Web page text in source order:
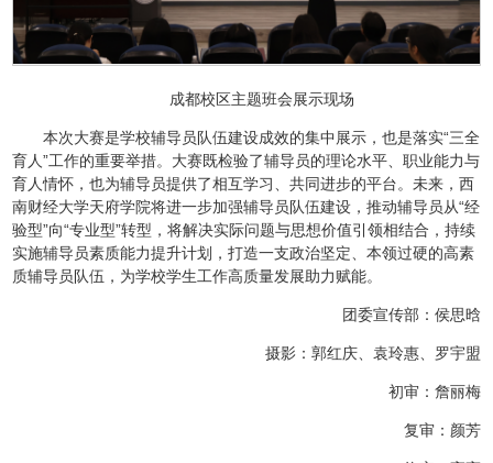
成都校区主题班会展示现场
本次大赛是学校辅导员队伍建设成效的集中展示，也是落实“三全
育人”工作的重要举措。大赛既检验了辅导员的理论水平、职业能力与
育人情怀，也为辅导员提供了相互学习、共同进步的平台。未来，西
南财经大学天府学院将进一步加强辅导员队伍建设，推动辅导员从“经
验型”向“专业型”转型，将解决实际问题与思想价值引领相结合，持续
实施辅导员素质能力提升计划，打造一支政治坚定、本领过硬的高素
质辅导员队伍，为学校学生工作高质量发展助力赋能。
团委宣传部：侯思晗
摄影：郭红庆、袁玲惠、罗宇盟
初审：詹丽梅
复审：颜芳